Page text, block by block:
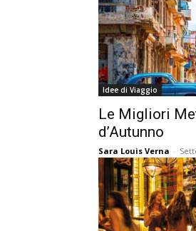
Idee di Viaggio
Le Migliori
d’Autunno
Sara Louis Verna -